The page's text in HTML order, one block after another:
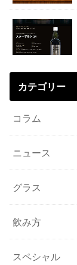
カテゴリー
コラム
ニュース
グラス
飲み方
スペシャル